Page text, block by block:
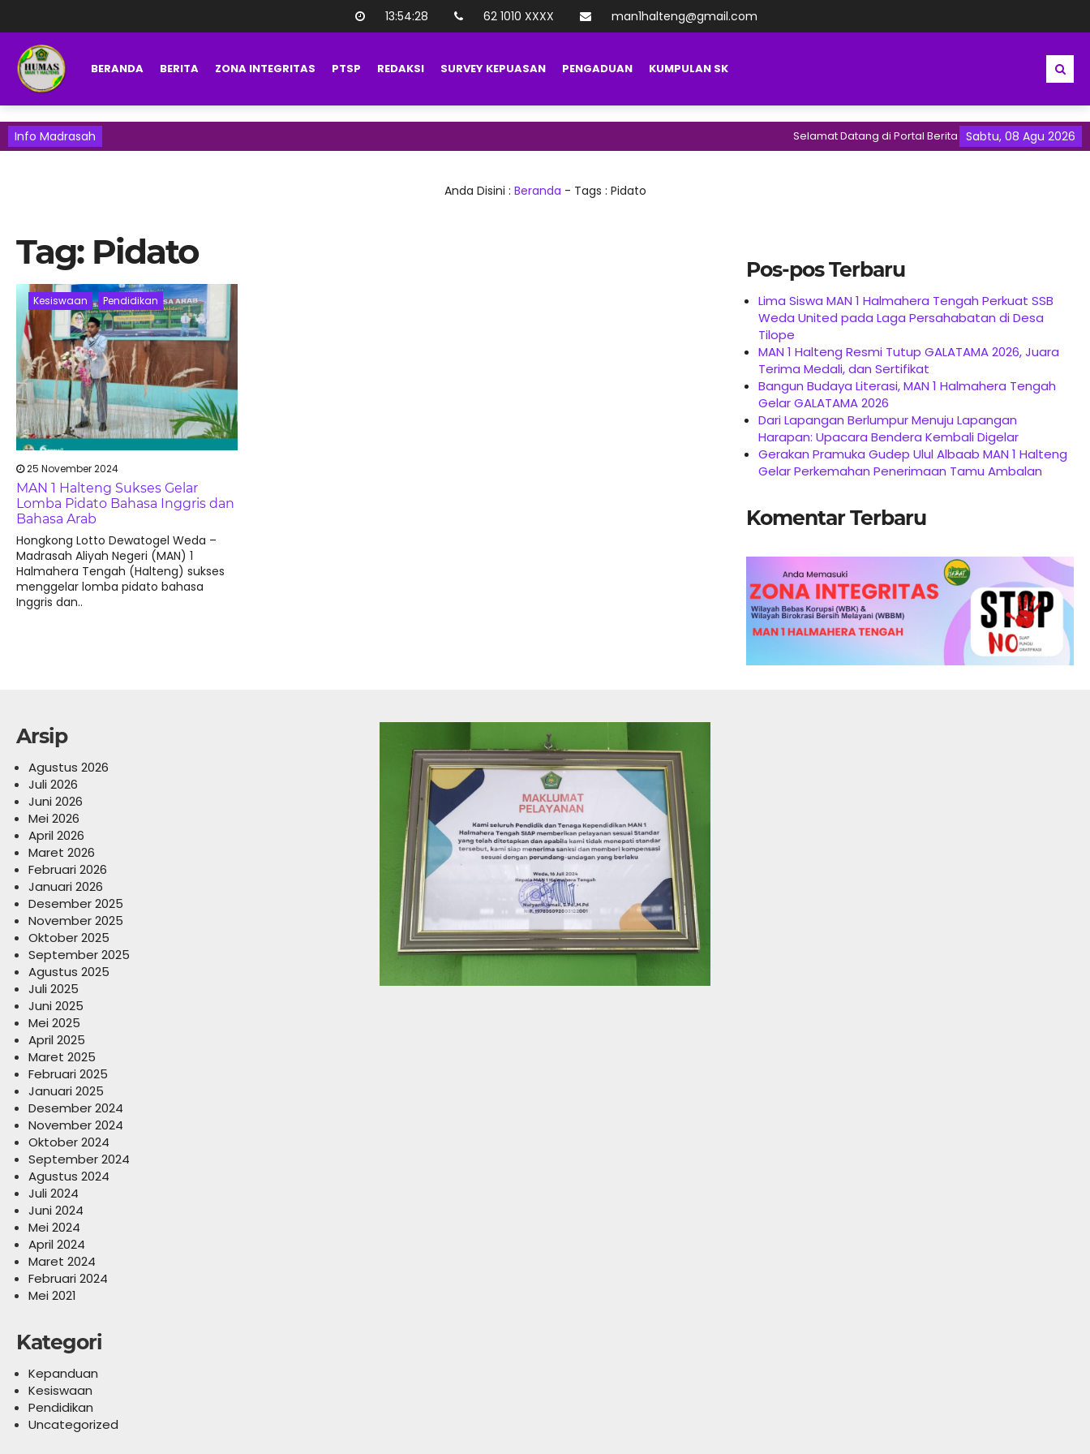
13:54:29 62 1010 XXXX man1halteng@gmail.com
BERANDA BERITA ZONA INTEGRITAS PTSP REDAKSI SURVEY KEPUASAN PENGADUAN KUMPULAN SK
Info Madrasah Sabtu, 08 Agu 2026
Selamat Datang di Portal Berita MAN 1 Halmahera Tengah
Anda Disini : Beranda - Tags : Pidato
Tag: Pidato
Kesiswaan Pendidikan
25 November 2024
MAN 1 Halteng Sukses Gelar
Lomba Pidato Bahasa Inggris dan
Bahasa Arab
Hongkong Lotto Dewatogel Weda –
Madrasah Aliyah Negeri (MAN) 1
Halmahera Tengah (Halteng) sukses
menggelar lomba pidato bahasa
Inggris dan..
Pos-pos Terbaru
Lima Siswa MAN 1 Halmahera Tengah Perkuat SSB
Weda United pada Laga Persahabatan di Desa
Tilope
MAN 1 Halteng Resmi Tutup GALATAMA 2026, Juara
Terima Medali, dan Sertifikat
Bangun Budaya Literasi, MAN 1 Halmahera Tengah
Gelar GALATAMA 2026
Dari Lapangan Berlumpur Menuju Lapangan
Harapan: Upacara Bendera Kembali Digelar
Gerakan Pramuka Gudep Ulul Albaab MAN 1 Halteng
Gelar Perkemahan Penerimaan Tamu Ambalan
Komentar Terbaru
Arsip
Agustus 2026
Juli 2026
Juni 2026
Mei 2026
April 2026
Maret 2026
Februari 2026
Januari 2026
Desember 2025
November 2025
Oktober 2025
September 2025
Agustus 2025
Juli 2025
Juni 2025
Mei 2025
April 2025
Maret 2025
Februari 2025
Januari 2025
Desember 2024
November 2024
Oktober 2024
September 2024
Agustus 2024
Juli 2024
Juni 2024
Mei 2024
April 2024
Maret 2024
Februari 2024
Mei 2021
Kategori
Kepanduan
Kesiswaan
Pendidikan
Uncategorized